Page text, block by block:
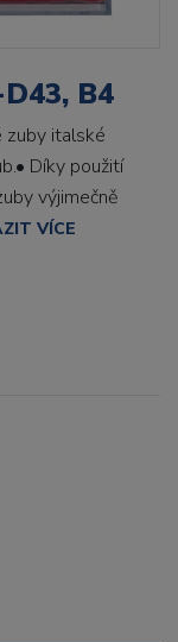
B4
zuby italské
Díky použití
výjimečně
VÍCE